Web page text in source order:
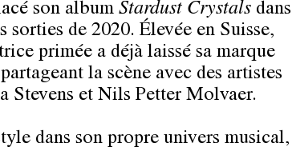
son album Stardust Crystals dans
sorties de 2020. Élevée en Suisse,
primée a déjà laissé sa marque
la scène avec des artistes
Stevens et Nils Petter Molvaer.
dans son propre univers musical,